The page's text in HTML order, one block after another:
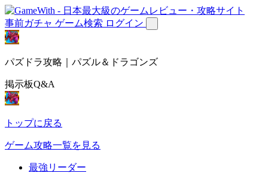
事前ガチャ ゲーム検索 ログイン
パズドラ攻略｜パズル＆ドラゴンズ
掲示板Q&A
トップに戻る
ゲーム攻略一覧を見る
最強リーダー